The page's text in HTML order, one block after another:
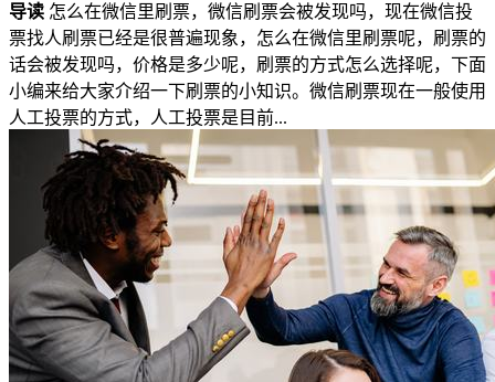
导读 怎么在微信里刷票，微信刷票会被发现吗，现在微信投
票找人刷票已经是很普遍现象，怎么在微信里刷票呢，刷票的
话会被发现吗，价格是多少呢，刷票的方式怎么选择呢，下面
小编来给大家介绍一下刷票的小知识。微信刷票现在一般使用
人工投票的方式，人工投票是目前...